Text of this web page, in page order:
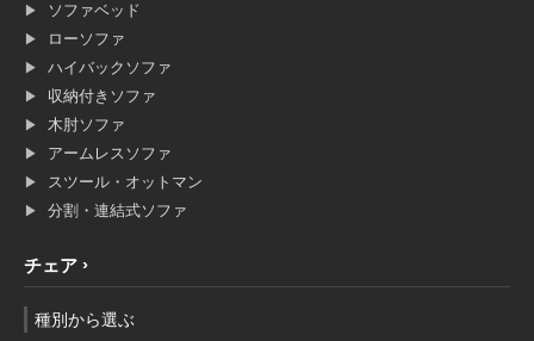
ソファベッド
ローソファ
ハイバックソファ
収納付きソファ
木肘ソファ
アームレスソファ
スツール・オットマン
分割・連結式ソファ
チェア
種別から選ぶ